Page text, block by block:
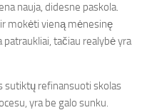
nauja, didesne paskola.
mokėti vieną mėnesinę
tačiau realybė yra
sutiktų refinansuoti skolas
yra be galo sunku.